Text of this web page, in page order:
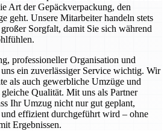
Art der Gepäckverpackung, den
geht. Unsere Mitarbeiter handeln stets
Sorgfalt, damit Sie sich während
professioneller Organisation und
ein zuverlässiger Service wichtig. Wir
als auch gewerbliche Umzüge und
gleiche Qualität. Mit uns als Partner
Ihr Umzug nicht nur gut geplant,
effizient durchgeführt wird – ohne
Ergebnissen.